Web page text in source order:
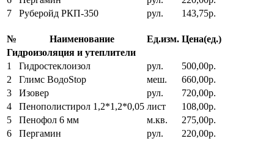
7
Руберойд РКП-350 рул. 143,75р.
№ Наименование Ед.изм. Цена(ед.)
Гидроизоляция и утеплители
1
Гидростеклоизол рул.
500,00р.
2
Глимс ВодоStop меш.
660,00р.
3
Изовер рул.
720,00р.
4
Пенополистирол 1,2*1,2*0,05 лист
108,00р.
5
Пенофол 6 мм м.кв.
275,00р.
6
Пергамин рул.
220,00р.